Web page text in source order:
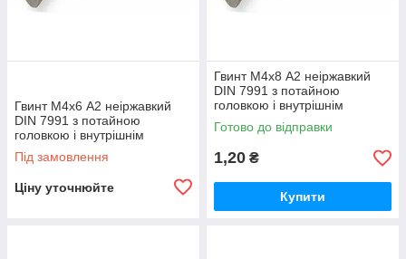
Гвинт М4х6 А2 неіржавкий
DIN 7991 з потайною
головкою і внутрішнім
шестигранником
Під замовлення
Ціну уточнюйте
Гвинт М4х8 А2 неіржавкий
DIN 7991 з потайною
головкою і внутрішнім
шестигранником
Готово до відправки
1,20 ₴
Купити